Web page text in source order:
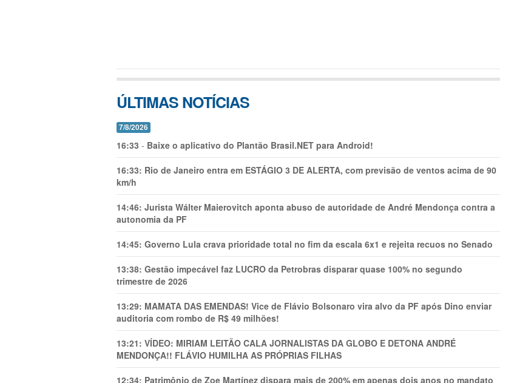
ÚLTIMAS NOTÍCIAS
7/8/2026
16:33 - Baixe o aplicativo do Plantão Brasil.NET para Android!
16:33: Rio de Janeiro entra em ESTÁGIO 3 DE ALERTA, com previsão de ventos acima de 90
km/h
14:46: Jurista Wálter Maierovitch aponta abuso de autoridade de André Mendonça contra a
autonomia da PF
14:45: Governo Lula crava prioridade total no fim da escala 6x1 e rejeita recuos no Senado
13:38: Gestão impecável faz LUCRO da Petrobras disparar quase 100% no segundo
trimestre de 2026
13:29: MAMATA DAS EMENDAS! Vice de Flávio Bolsonaro vira alvo da PF após Dino enviar
auditoria com rombo de R$ 49 milhões!
13:21: VÍDEO: MIRIAM LEITÃO CALA JORNALISTAS DA GLOBO E DETONA ANDRÉ
MENDONÇA!! FLÁVIO HUMILHA AS PRÓPRIAS FILHAS
12:34: Patrimônio de Zoe Martínez dispara mais de 200% em apenas dois anos no mandato